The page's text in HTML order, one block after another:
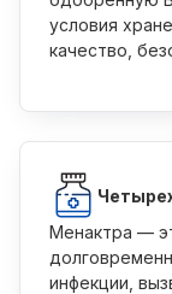
условия
качество,
Менактра —
инфекции,